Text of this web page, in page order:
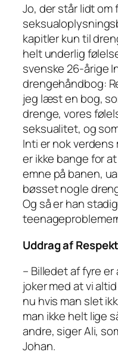
Jo, der står lidt om
kapitler kun til
helt underlig
svenske 26-årige
drengehåndbog:
jeg læst en bog,
drenge, vores
seksualitet, og
Inti er nok
er ikke bange for
emne på banen,
bøsset nogle
Og så er han
Uddrag af
– Billedet af fyre
joker med at vi
nu hvis man slet
man ikke helt lige
andre, siger Ali,
Johan.